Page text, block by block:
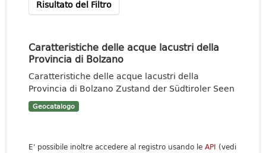
Risultato del Filtro
Caratteristiche delle acque lacustri della
Provincia di Bolzano
Caratteristiche delle acque lacustri della
Provincia di Bolzano Zustand der Südtiroler Seen
Geocatalogo
E' possibile inoltre accedere al registro usando le API (vedi